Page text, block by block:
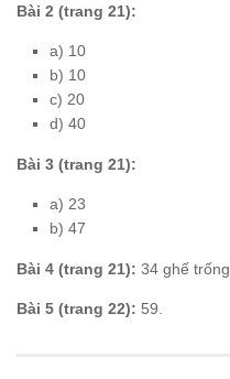
Bài 2 (trang 21):
a) 10
b) 10
c) 20
d) 40
Bài 3 (trang 21):
a) 23
b) 47
Bài 4 (trang 21): 34 ghế trống.
Bài 5 (trang 22): 59.